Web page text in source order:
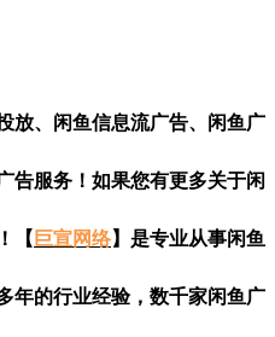
放、闲鱼信息流广告、闲鱼广
告服务！如果您有更多关于闲
【 巨宣网络】是专业从事闲鱼
年的行业经验，数千家闲鱼广